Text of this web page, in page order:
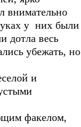
внимательно
у них были
дотла весь
убежать, но
и
факелом,